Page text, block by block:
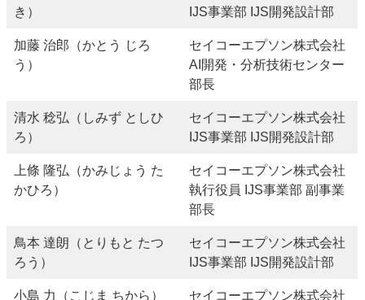
き）
IJS事業部 IJS開発設計部
加藤 治郎（かとう じろ
う）
セイコーエプソン株式会社
AI開発・分析技術センター
部長
清水 稔弘（しみず としひ
ろ）
セイコーエプソン株式会社
IJS事業部 IJS開発設計部
上條 隆弘（かみじょう た
かひろ）
セイコーエプソン株式会社
執行役員 IJS事業部 副事業
部長
鳥本 達朗（とりもと たつ
ろう）
セイコーエプソン株式会社
IJS事業部 IJS開発設計部
小島 力（こじま ちから）
セイコーエプソン株式会社